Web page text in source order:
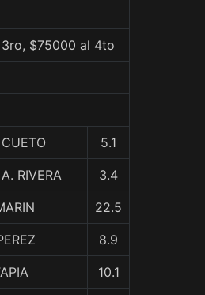
$75000 al 4to
5.1
RIVERA 3.4
22.5
8.9
10.1